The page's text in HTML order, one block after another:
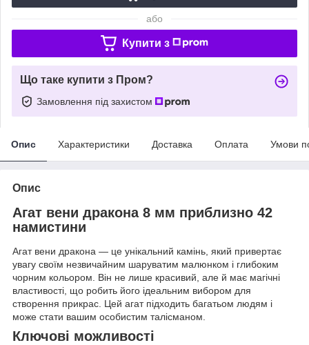
або
Купити з
Що таке купити з Пром?
Замовлення під захистом
Опис Характеристики Доставка Оплата Умови
Опис
Агат вени дракона 8 мм приблизно 42
намистини
Агат вени дракона — це унікальний камінь, який привертає
увагу своїм незвичайним шаруватим малюнком і глибоким
чорним кольором. Він не лише красивий, але й має магічні
властивості, що робить його ідеальним вибором для
створення прикрас. Цей агат підходить багатьом людям і
може стати вашим особистим талісманом.
Ключові можливості